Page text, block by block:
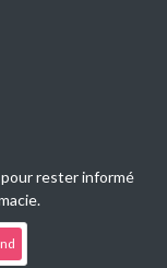
rester informé